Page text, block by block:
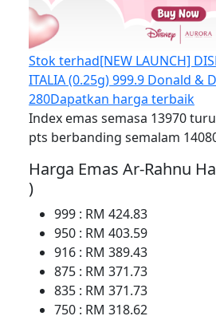
Stok terhad[NEW LAUNCH]
ITALIA (0.25g) 999.9 Donald &
280Dapatkan harga terbaik
Index emas semasa 13970
pts berbanding semalam
Harga Emas Ar-Rahnu
)
999 : RM 424.83
950 : RM 403.59
916 : RM 389.43
875 : RM 371.73
835 : RM 371.73
750 : RM 318.62